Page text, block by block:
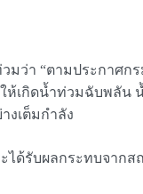
ว่า “ตามประกาศก
ห้เกิดน้ำท่วมฉับพลัน
งเต็มกำลัง
ได้รับผลกระทบจาก